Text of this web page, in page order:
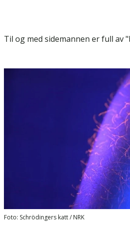
Til og med sidemannen er full av
Foto: Schrödingers katt / NRK